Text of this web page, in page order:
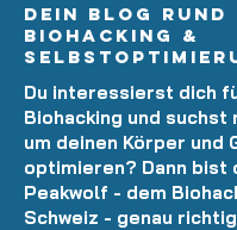
Dein Blog rund
Biohacking &
Du interessierst dich
Biohacking und suchst
um deinen Körper und
optimieren? Dann bist
Peakwolf - dem
Schweiz - genau